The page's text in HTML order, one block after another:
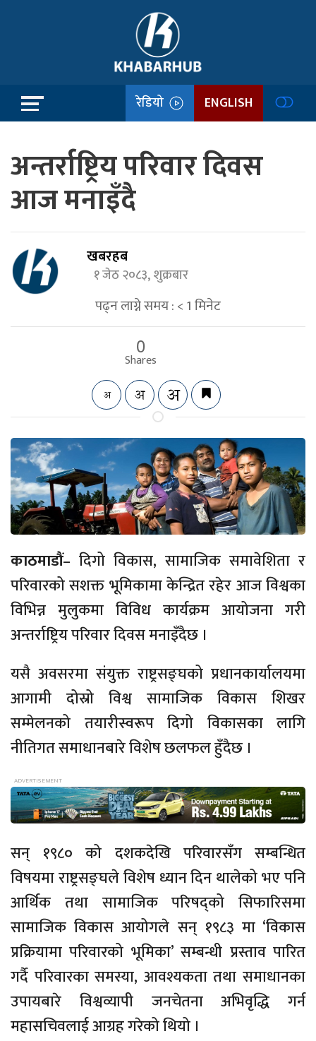
रेडियो ENGLISH
अन्तर्राष्ट्रिय परिवार दिवस
आज मनाइँदै
खबरहब
१ जेठ २०८३, शुक्रबार
पढ्न लाग्ने समय :< 1मिनेट
0
Shares
काठमाडौं– दिगो विकास, सामाजिक समावेशिता र
परिवारको सशक्त भूमिकामा केन्द्रित रहेर आज विश्वका
विभिन्न मुलुकमा विविध कार्यक्रम आयोजना गरी
अन्तर्राष्ट्रिय परिवार दिवस मनाइँदैछ ।
यसै अवसरमा संयुक्त राष्ट्रसङ्घको प्रधानकार्यालयमा
आगामी दोस्रो विश्व सामाजिक विकास शिखर
सम्मेलनको तयारीस्वरूप दिगो विकासका लागि
नीतिगत समाधानबारे विशेष छलफल हुँदैछ ।
सन् १९८० को दशकदेखि परिवारसँग सम्बन्धित
विषयमा राष्ट्रसङ्घले विशेष ध्यान दिन थालेको भए पनि
आर्थिक तथा सामाजिक परिषद्को सिफारिसमा
सामाजिक विकास आयोगले सन् १९८३ मा ‘विकास
प्रक्रियामा परिवारको भूमिका’ सम्बन्धी प्रस्ताव पारित
गर्दै परिवारका समस्या, आवश्यकता तथा समाधानका
उपायबारे विश्वव्यापी जनचेतना अभिवृद्धि गर्न
महासचिवलाई आग्रह गरेको थियो ।